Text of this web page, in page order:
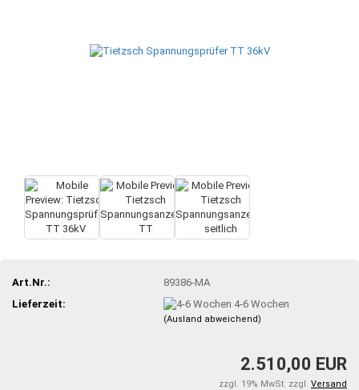
Art.Nr.:
89386-MA
Lieferzeit:
4-6 Wochen
(Ausland abweichend)
2.510,00 EUR
zzgl. 19% MwSt. zzgl. Versand